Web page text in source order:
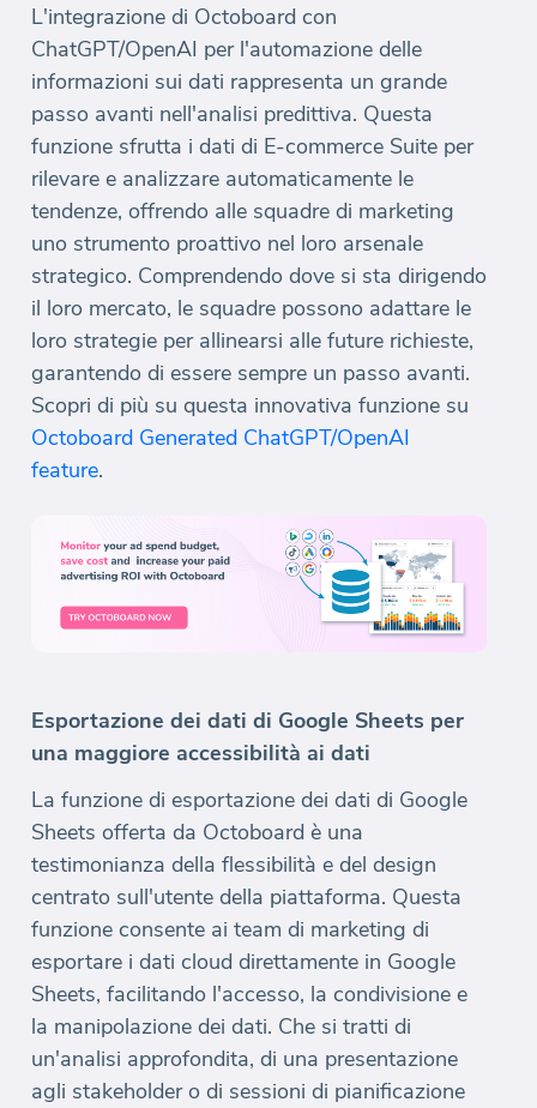
L'integrazione di Octoboard con
ChatGPT/OpenAI per l'automazione delle
informazioni sui dati rappresenta un grande
passo avanti nell'analisi predittiva. Questa
funzione sfrutta i dati di E-commerce Suite per
rilevare e analizzare automaticamente le
tendenze, offrendo alle squadre di marketing
uno strumento proattivo nel loro arsenale
strategico. Comprendendo dove si sta dirigendo
il loro mercato, le squadre possono adattare le
loro strategie per allinearsi alle future richieste,
garantendo di essere sempre un passo avanti.
Scopri di più su questa innovativa funzione su
Octoboard Generated ChatGPT/OpenAI
feature.
Esportazione dei dati di Google Sheets per
una maggiore accessibilità ai dati
La funzione di esportazione dei dati di Google
Sheets offerta da Octoboard è una
testimonianza della flessibilità e del design
centrato sull'utente della piattaforma. Questa
funzione consente ai team di marketing di
esportare i dati cloud direttamente in Google
Sheets, facilitando l'accesso, la condivisione e
la manipolazione dei dati. Che si tratti di
un'analisi approfondita, di una presentazione
agli stakeholder o di sessioni di pianificazione